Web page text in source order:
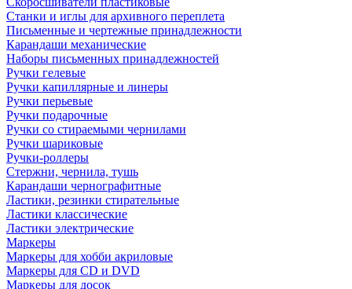
Станки и иглы для архивного переплета
Письменные и чертежные принадлежности
Карандаши механические
Наборы письменных принадлежностей
Ручки гелевые
Ручки капиллярные и линеры
Ручки перьевые
Ручки подарочные
Ручки со стираемыми чернилами
Ручки шариковые
Ручки-роллеры
Стержни, чернила, тушь
Карандаши чернографитные
Ластики, резинки стирательные
Ластики классические
Ластики электрические
Маркеры
Маркеры для хобби акриловые
Маркеры для CD и DVD
Маркеры для досок